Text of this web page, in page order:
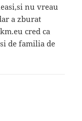
nu vreau
a zburat
cred ca
de familia de